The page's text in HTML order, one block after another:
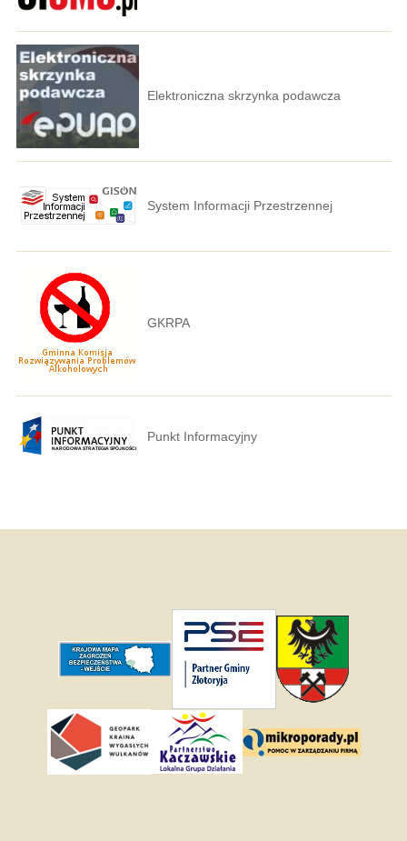
Elektroniczna skrzynka podawcza
System Informacji Przestrzennej
GKRPA
Punkt Informacyjny